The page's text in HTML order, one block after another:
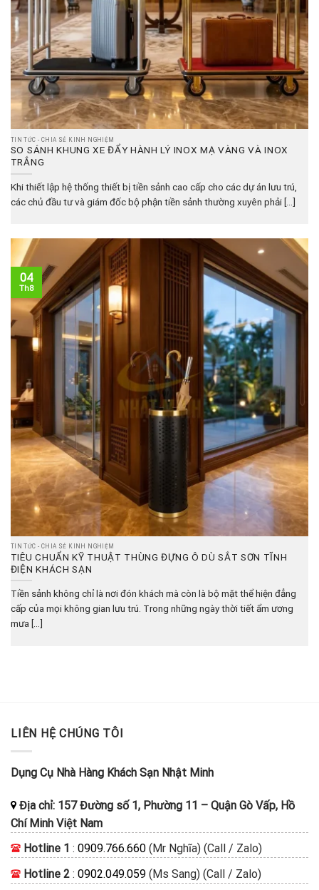
TIN TỨC - CHIA SẺ KINH NGHIỆM
SO SÁNH KHUNG XE ĐẨY HÀNH LÝ INOX MẠ VÀNG VÀ INOX
TRẮNG
Khi thiết lập hệ thống thiết bị tiền sảnh cao cấp cho các dự án lưu trú,
các chủ đầu tư và giám đốc bộ phận tiền sảnh thường xuyên phải [...]
TIN TỨC - CHIA SẺ KINH NGHIỆM
TIÊU CHUẨN KỸ THUẬT THÙNG ĐỰNG Ô DÙ SẮT SƠN TĨNH
ĐIỆN KHÁCH SẠN
Tiền sảnh không chỉ là nơi đón khách mà còn là bộ mặt thể hiện đẳng
cấp của mọi không gian lưu trú. Trong những ngày thời tiết ẩm ương
mưa [...]
04
Th8
LIÊN HỆ CHÚNG TÔI
Dụng Cụ Nhà Hàng Khách Sạn Nhật Minh
Địa chỉ: 157 Đường số 1, Phường 11 – Quận Gò Vấp, Hồ
Chí Minh Việt Nam
Hotline 1 : 0909.766.660 (Mr Nghĩa) (Call / Zalo)
Hotline 2 : 0902.049.059 (Ms Sang) (Call / Zalo)